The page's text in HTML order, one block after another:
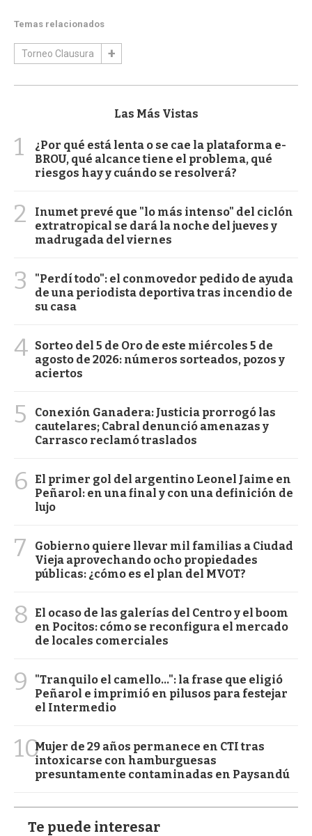
Temas relacionados
Torneo Clausura
Las Más Vistas
1
¿Por qué está lenta o se cae la plataforma e-
BROU, qué alcance tiene el problema, qué
riesgos hay y cuándo se resolverá?
2
Inumet prevé que "lo más intenso" del ciclón
extratropical se dará la noche del jueves y
madrugada del viernes
3
"Perdí todo": el conmovedor pedido de ayuda
de una periodista deportiva tras incendio de
su casa
4 Sorteo del 5 de Oro de este miércoles 5 de
agosto de 2026: números sorteados, pozos y
aciertos
5
Conexión Ganadera: Justicia prorrogó las
cautelares; Cabral denunció amenazas y
Carrasco reclamó traslados
6
El primer gol del argentino Leonel Jaime en
Peñarol: en una final y con una definición de
lujo
7
Gobierno quiere llevar mil familias a Ciudad
Vieja aprovechando ocho propiedades
públicas: ¿cómo es el plan del MVOT?
8
El ocaso de las galerías del Centro y el boom
en Pocitos: cómo se reconfigura el mercado
de locales comerciales
9
"Tranquilo el camello...": la frase que eligió
Peñarol e imprimió en pilusos para festejar
el Intermedio
10Mujer de 29 años permanece en CTI tras
intoxicarse con hamburguesas
presuntamente contaminadas en Paysandú
Te puede interesar